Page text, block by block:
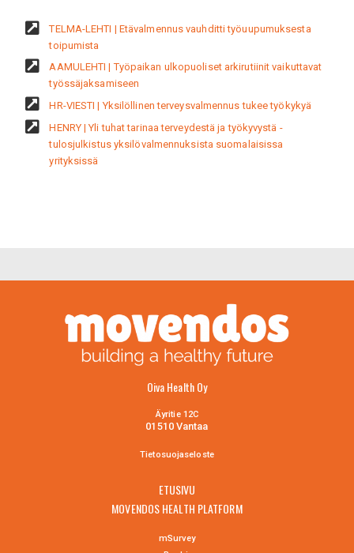
TELMA-LEHTI | Etävalmennus vauhditti työuupumuksesta
toipumista
AAMULEHTI | Työpaikan ulkopuoliset arkirutiinit vaikuttavat
työssäjaksamiseen
HR-VIESTI | Yksilöllinen terveysvalmennus tukee työkykyä
HENRY | Yli tuhat tarinaa terveydestä ja työkyvystä -
tulosjulkistus yksilövalmennuksista suomalaisissa
yrityksissä
Oiva Health Oy
Äyritie 12C
01510 Vantaa
Tietosuojaselo ste
ETUSIVU
MOVENDOS HEALTH PLATFORM
mSurvey